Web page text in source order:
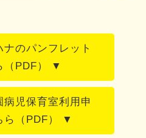
のパンフレット
PDF）
児保育室利用申
（PDF）